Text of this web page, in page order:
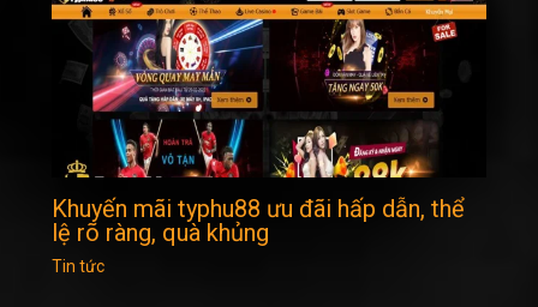
Khuyến mãi typhu88 ưu đãi hấp dẫn, thể
lệ rõ ràng, quà khủng
Tin tức